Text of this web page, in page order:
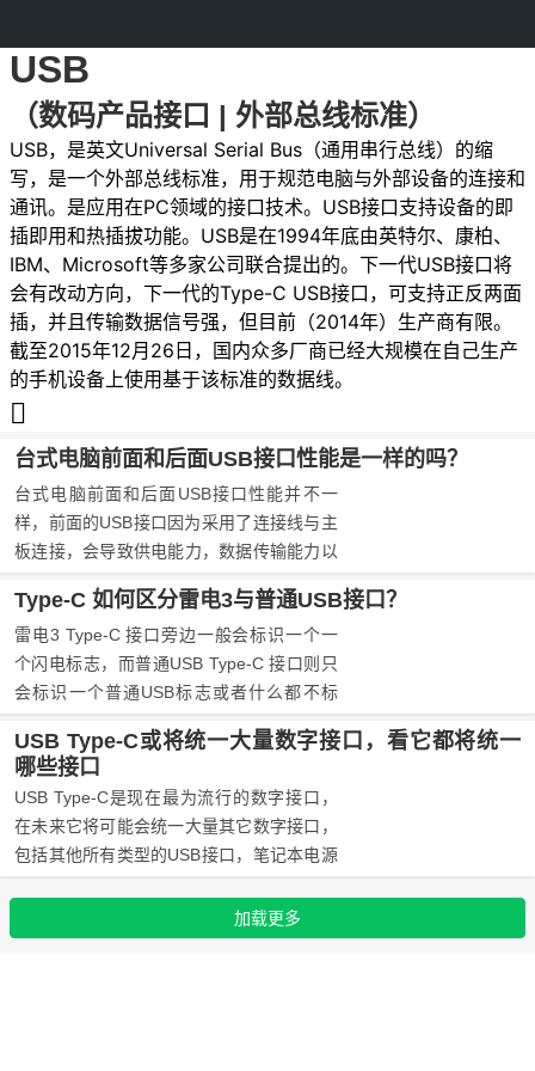
USB
（数码产品接口 | 外部总线标准）
USB，是英文Universal Serial Bus（通用串行总线）的缩
写，是一个外部总线标准，用于规范电脑与外部设备的连接和
通讯。是应用在PC领域的接口技术。USB接口支持设备的即
插即用和热插拔功能。USB是在1994年底由英特尔、康柏、
IBM、Microsoft等多家公司联合提出的。下一代USB接口将
会有改动方向，下一代的Type-C USB接口，可支持正反两面
插，并且传输数据信号强，但目前（2014年）生产商有限。
截至2015年12月26日，国内众多厂商已经大规模在自己生产
的手机设备上使用基于该标准的数据线。
台式电脑前面和后面USB接口性能是一样的吗？
台式电脑前面和后面USB接口性能并不一
样，前面的USB接口因为采用了连接线与主
板连接，会导致供电能力，数据传输能力以
及兼容性的下降。
Type-C 如何区分雷电3与普通USB接口？
雷电3 Type-C 接口旁边一般会标识一个一
个闪电标志，而普通USB Type-C 接口则只
会标识一个普通USB标志或者什么都不标
识，所以有无闪电标志是识别雷电3 Type-C
接口的最主要手段。
USB Type-C或将统一大量数字接口，看它都将统一
哪些接口
USB Type-C是现在最为流行的数字接口，
在未来它将可能会统一大量其它数字接口，
包括其他所有类型的USB接口，笔记本电源
加载更多